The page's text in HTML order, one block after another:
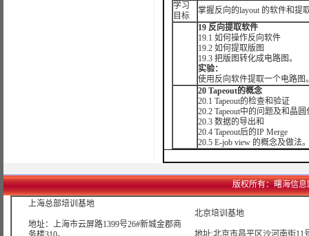
学习
目标
掌握反向的layout 的软件和提
19 反向提取软件
19.1 如何操作反向软件
19.2 如何提取版图
19.3 把版图转化成电路图。
实验：
使用反向软件提取一个电路图
20 Tapeout的概念
20.1 Tapeout的检查和验证
20.2 Tapeout中的问题及和晶
20.3 数据的导出和
20.4 Tapeout后的IP Merge
20.5 E-job view 的概念及做法
版权所有：曙海信息
上海总部培训基地
地址：上海市云屏路1399号26#新城金郡商
北京培训基地
地址:北京市昌平区沙河南街11